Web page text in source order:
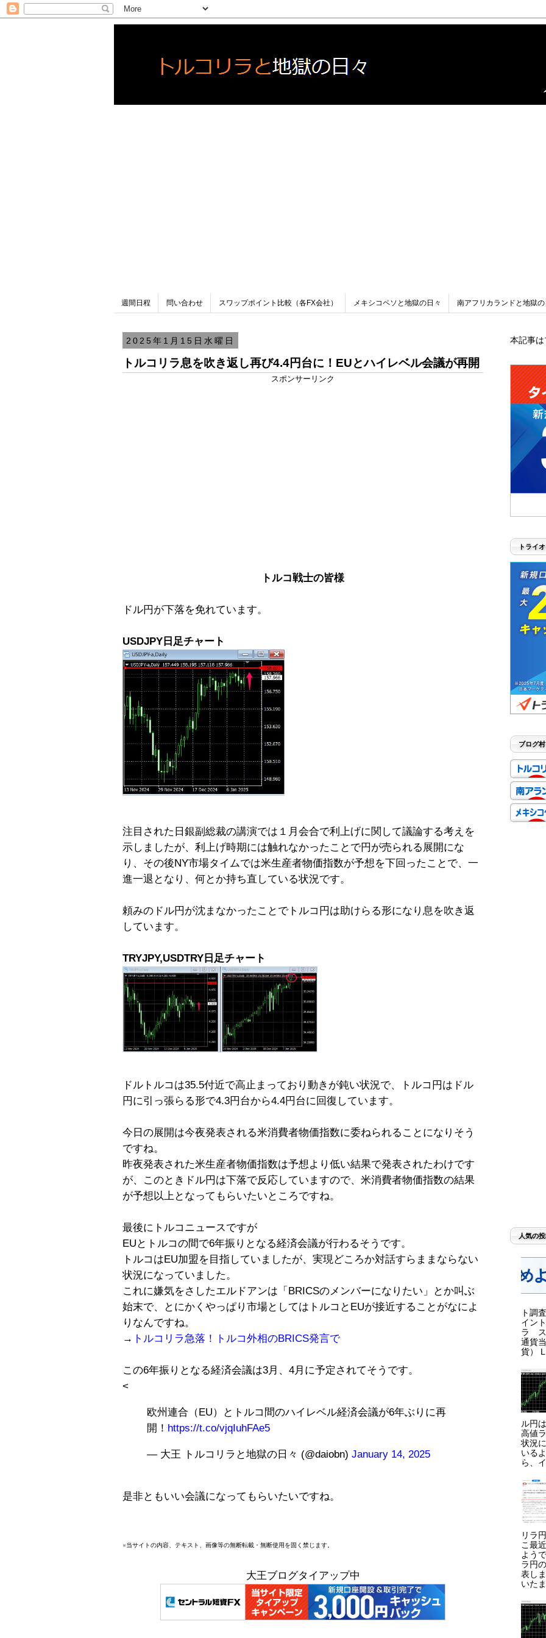
週間日程 問い合わせ スワップポイント比較（各FX会社） メキシコペソと地獄の日々 南アフリカランドと地獄
2025年1月15日水曜日
トルコリラ息を吹き返し再び4.4円台に！EUとハイレベル会議が再開
スポンサーリンク
トルコ戦士の皆様
ドル円が下落を免れています。
USDJPY日足チャート
注目された日銀副総裁の講演では１月会合で利上げに関して議論する考えを
示しましたが、利上げ時期には触れなかったことで円が売られる展開にな
り、その後NY市場タイムでは米生産者物価指数が予想を下回ったことで、一
進一退となり、何とか持ち直している状況です。
頼みのドル円が沈まなかったことでトルコ円は助けらる形になり息を吹き返
しています。
TRYJPY,USDTRY日足チャート
ドルトルコは35.5付近で高止まっており動きが鈍い状況で、トルコ円はドル
円に引っ張らる形で4.3円台から4.4円台に回復しています。
今日の展開は今夜発表される米消費者物価指数に委ねられることになりそう
ですね。
昨夜発表された米生産者物価指数は予想より低い結果で発表されたわけです
が、このときドル円は下落で反応していますので、米消費者物価指数の結果
が予想以上となってもらいたいところですね。
最後にトルコニュースですが
EUとトルコの間で6年振りとなる経済会議が行わるそうです。
トルコはEU加盟を目指していましたが、実現どころか対話すらままならない
状況になっていました。
これに嫌気をさしたエルドアンは「BRICSのメンバーになりたい」とか叫ぶ
始末で、とにかくやっぱり市場としてはトルコとEUが接近することがなによ
りなんですね。
→ トルコリラ急落！トルコ外相のBRICS発言で
この6年振りとなる経済会議は3月、4月に予定されてそうです。
<
欧州連合（EU）とトルコ間のハイレベル経済会議が6年ぶりに再
開！ https://t.co/vjqIuhFAe5
— 大王 トルコリラと地獄の日々 (@daiobn) January 14, 2025
是非ともいい会議になってもらいたいですね。
※当サイトの内容、テキスト、画像等の無断転載・無断使用を固く禁じます。
大王ブログタイアップ中
本記事
トライ
ブログ村
人気の
ト調
イン
ラ ス
通貨
貨）
ル円
高値
状況
いる
ら、
リラ
こ最
よう
ラ円
表し
いた